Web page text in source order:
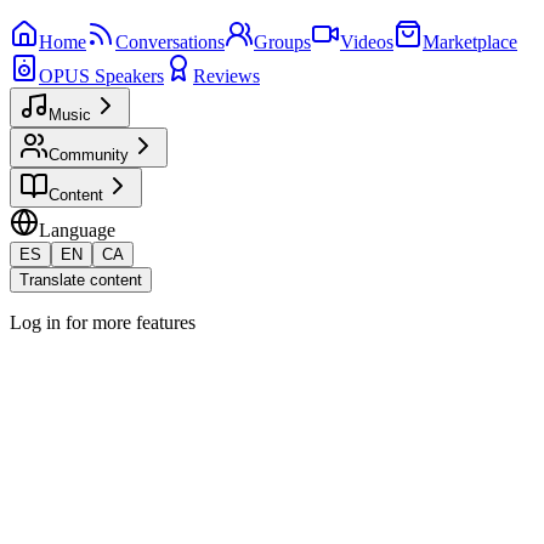
Home Conversations Groups Videos
Marketplace
OPUS Speakers
Reviews
Music
Community
Content
Language
ES EN
CA
Translate content
Log in for more features